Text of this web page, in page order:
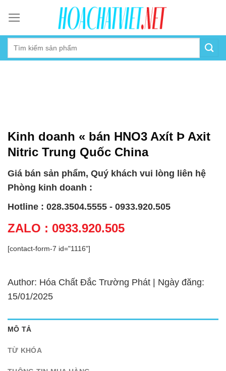
content
Kinh doanh « bán HNO3 Axít Þ Axit
Nitric Trung Quốc China
Giá bán sản phẩm, Quý khách vui lòng liên hệ
Phòng kinh doanh :
Hotline : 028.3504.5555 - 0933.920.505
ZALO : 0933.920.505
[contact-form-7 id="1116"]
Author: Hóa Chất Đắc Trường Phát | Ngày đăng:
15/01/2025
MÔ TẢ
TỪ KHÓA